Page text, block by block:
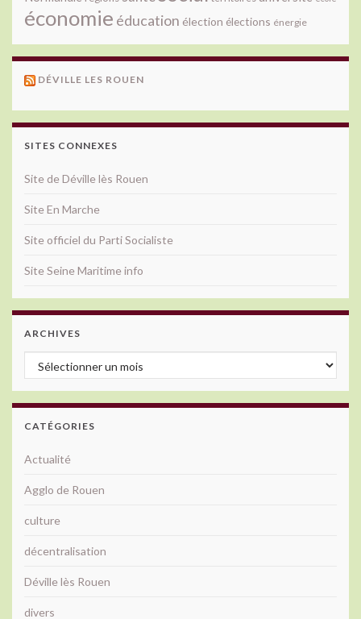
économie éducation élection élections énergie
DÉVILLE LES ROUEN
SITES CONNEXES
Site de Déville lès Rouen
Site En Marche
Site officiel du Parti Socialiste
Site Seine Maritime info
ARCHIVES
Archives
CATÉGORIES
Actualité
Agglo de Rouen
culture
décentralisation
Déville lès Rouen
divers